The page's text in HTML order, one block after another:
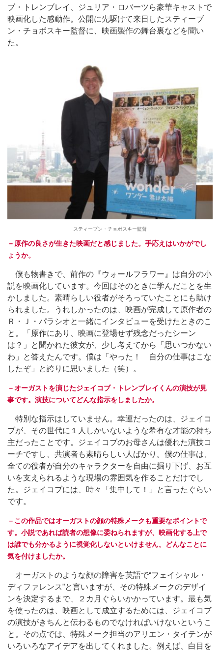
ブ・トレンブレイ、ジュリア・ロバーツら豪華キャストで
映画化した感動作。公開に先駆けて来日したスティーブ
ン・チョボスキー監督に、映画製作の舞台裏などを聞い
た。
スティーブン・チョボスキー監督
－原作の良さが生きた映画だと感じました。手応えはいかがでし
ょうか。
僕も物書きで、前作の『ウォールフラワー』は自分の小
説を映画化しています。今回はそのときに学んだことを生
かしました。素晴らしい役者がそろっていたことにも助け
られました。うれしかったのは、映画が完成して原作者の
Ｒ・Ｊ・パラシオと一緒にインタビューを受けたときのこ
と。「原作にあり、映画に登場せず残念だったシーン
は？」と聞かれた彼女が、少し考えてから「思いつかない
わ」と答えたんです。僕は「やった！ 自分の仕事はこな
したぞ」と誇りに思いました（笑）。
－オーガストを演じたジェイコブ・トレンブレイくんの演技が見
事です。演技についてどんな指示をしましたか。
特別な指示はしていません。幸運だったのは、ジェイコ
ブが、その世代に１人しかいないような希有な才能の持ち
主だったことです。ジェイコブのお母さんは優れた演技コ
ーチですし、共演者も素晴らしい人ばかり。僕の仕事は、
全ての役者が自分のキャラクターを自由に掘り下げ、お互
いを支えられるような現場の雰囲気を作ることだけでし
た。ジェイコブには、時々「集中して！」と言ったぐらい
です。
－この作品ではオーガストの顔の特殊メークも重要なポイントで
す。小説であれば読者の想像に委ねられますが、映画化する上で
は誰でも分かるように視覚化しないといけません。どんなことに
気を付けましたか。
オーガストのような顔の障害を英語で“フェイシャル・
ディファレンス”と言いますが、その特殊メークのデザイ
ンを決定するまで、２カ月ぐらいかかっています。最も気
を使ったのは、映画として成立するためには、ジェイコブ
の演技がきちんと伝わるものでなければいけないというこ
と。その点では、特殊メーク担当のアリエン・タイテンが
いろいろなアイデアを出してくれました。例えば、白目を